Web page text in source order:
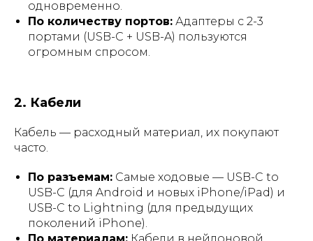
одновременно.
По количеству портов: Адаптеры с 2-3
портами (USB-C + USB-A) пользуются
огромным спросом.
2. Кабели
Кабель — расходный материал, их покупают
часто.
По разъемам: Самые ходовые — USB-C to
USB-C (для Android и новых iPhone/iPad) и
USB-C to Lightning (для предыдущих
поколений iPhone).